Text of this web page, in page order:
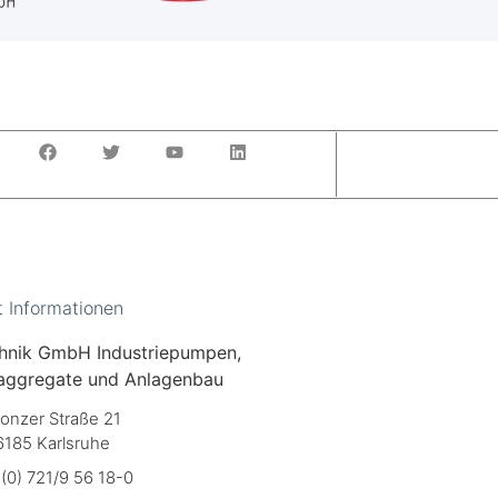
Informationen
GmbH Industriepumpen,
und Anlagenbau
Straße 21
Karlsruhe
721/9 56 18-0